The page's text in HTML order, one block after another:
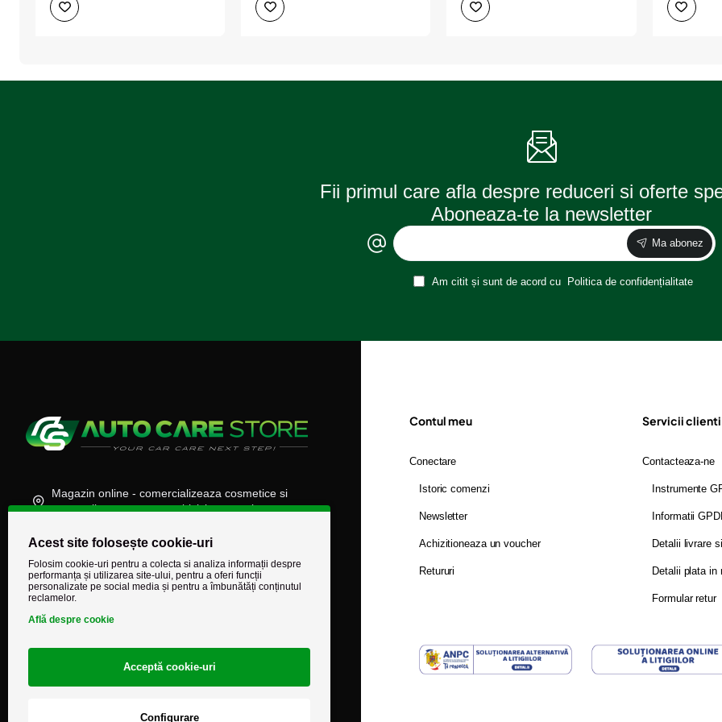
Bradut
Wunder-
Bradut
Wunder-
Bradut
Wunder-
Bradut
Wunder-
Verde)
Fii primul care afla despre reduceri si oferte
Aboneaza-te la newsletter
Ma abonez
Am citit și sunt de acord cu Politica de confidențialitate
Magazin online - comercializeaza cosmetice si
accesorii auto, moto, atv, biciclete, camioane
(+40) 745 848 890
comenzi@autocarestore.ro
Contul meu
Conectare
Istoric comenzi
Newsletter
Achizitioneaza un voucher
Retururi
Servicii clienti
Contacteaza-ne
Instrumente
Informatii
Detalii livrare
Detalii plata in
Formular retur
Acest site folosește cookie-uri
Folosim cookie-uri pentru a colecta si analiza informații despre
performanța și utilizarea site-ului, pentru a oferi funcții
personalizate pe social media și pentru a îmbunătăți conținutul
reclamelor.
Află despre cookie
Acceptă cookie-uri
Configurare